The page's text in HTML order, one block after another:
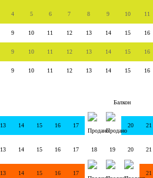
4 5 6 7 8 9 10 11
9 10 11 12 13 14 15 16
9 10 11 12 13 14 15 16
9 10 11 12 13 14 15 16
Балкон
13 14 15 16 17 20 21
13 14 15 16 17 18 19 20 21
13 14 15 16 17 21